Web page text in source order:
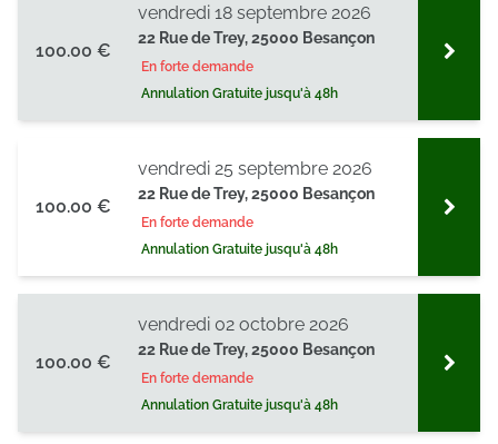
100.00 €
22 Rue de Trey, 25000 Besançon
En forte demande
Annulation Gratuite jusqu'à 48h
vendredi 18 septembre 2026
100.00 €
22 Rue de Trey, 25000 Besançon
En forte demande
Annulation Gratuite jusqu'à 48h
vendredi 25 septembre 2026
100.00 €
22 Rue de Trey, 25000 Besançon
En forte demande
Annulation Gratuite jusqu'à 48h
vendredi 02 octobre 2026